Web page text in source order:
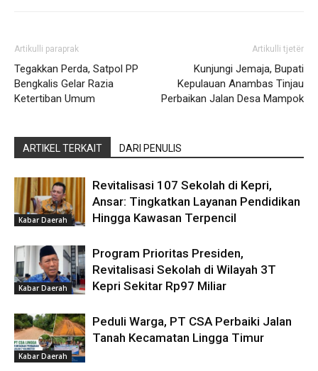
Artikulli paraprak
Tegakkan Perda, Satpol PP
Bengkalis Gelar Razia
Ketertiban Umum
Artikulli tjetër
Kunjungi Jemaja, Bupati
Kepulauan Anambas Tinjau
Perbaikan Jalan Desa Mampok
ARTIKEL TERKAIT DARI PENULIS
Kabar Daerah
Revitalisasi 107 Sekolah di Kepri,
Ansar: Tingkatkan Layanan Pendidikan
Hingga Kawasan Terpencil
Kabar Daerah
Program Prioritas Presiden,
Revitalisasi Sekolah di Wilayah 3T
Kepri Sekitar Rp97 Miliar
Kabar Daerah
Peduli Warga, PT CSA Perbaiki Jalan
Tanah Kecamatan Lingga Timur